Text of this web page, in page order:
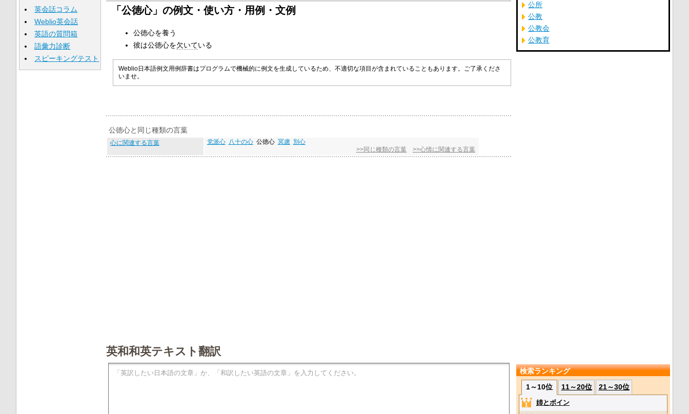
「公徳心」の例文・使い方・用例・文例
公徳心を養う
彼は公徳心を欠いている
Weblio日本語例文用例辞書はプログラムで機械的に例文を生成しているため、不適切な項目が含まれていることもあります。ご了承くださ
いませ。
公徳心と同じ種類の言葉
心に関連する言葉 党派心 八十の心公徳心 冥慮 別心
>>同じ種類の言葉
>>心情に関連する言葉
英和和英テキスト翻訳
英会話コラム
Weblio英会話
英語の質問箱
語彙力診断
スピーキングテスト
公所
公教
公教会
公教育
検索ランキング
1～10位
11～20位 21～30位
姉とボイン